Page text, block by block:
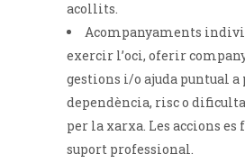
acollits.
Acompanyaments
exercir l’oci, oferir
gestions i/o ajuda puntual a
dependència, risc o
per la xarxa. Les accions es
suport professional.